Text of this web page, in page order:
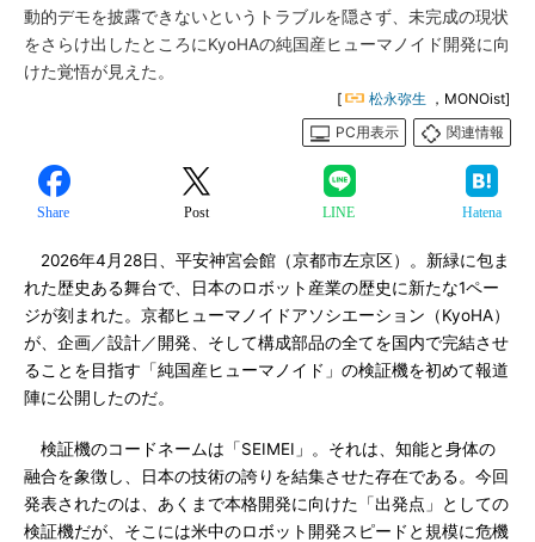
動的デモを披露できないというトラブルを隠さず、未完成の現状
をさらけ出したところにKyoHAの純国産ヒューマノイド開発に向
けた覚悟が見えた。
[ 松永弥生 ，MONOist]
PC用表示
関連情報
Share Post LINE Hatena
2026年4月28日、平安神宮会館（京都市左京区）。新緑に包ま
れた歴史ある舞台で、日本のロボット産業の歴史に新たな1ペー
ジが刻まれた。京都ヒューマノイドアソシエーション（KyoHA）
が、企画／設計／開発、そして構成部品の全てを国内で完結させ
ることを目指す「純国産ヒューマノイド」の検証機を初めて報道
陣に公開したのだ。
検証機のコードネームは「SEIMEI」。それは、知能と身体の
融合を象徴し、日本の技術の誇りを結集させた存在である。今回
発表されたのは、あくまで本格開発に向けた「出発点」としての
検証機だが、そこには米中のロボット開発スピードと規模に危機